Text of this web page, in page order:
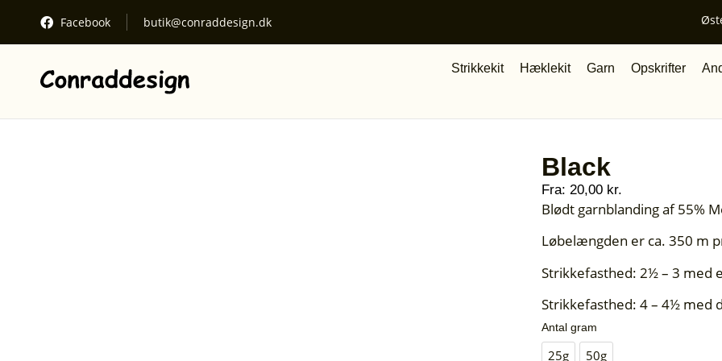
Facebook butik@conraddesign.dk
Strikkekit Hæklekit Garn Opskrifter
Din kurv
Gå til betaling
Black
Fra: 20,00 kr.
Blødt garnblanding af 55%
Løbelængden er ca. 350 m
Strikkefasthed: 2½ – 3 med
Strikkefasthed: 4 – 4½ med
Antal gram
25g 50g